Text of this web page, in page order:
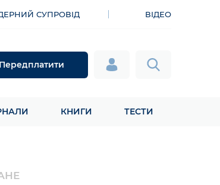
СУПРОВІД ВІДЕО
Передплатити
КНИГИ ТЕСТИ